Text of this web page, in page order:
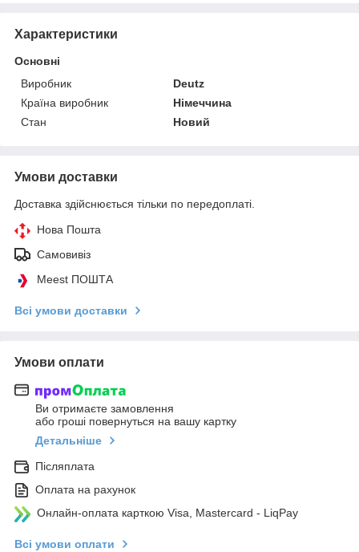
Характеристики
Основні
Виробник
Deutz
Країна виробник
Німеччина
Стан
Новий
Умови доставки
Доставка здійснюється тільки по передоплаті.
Нова Пошта
Самовивіз
Meest ПОШТА
Всі умови доставки
Умови оплати
Ви отримаєте замовлення
або гроші повернуться на вашу картку
Детальніше
Післяплата
Оплата на рахунок
Онлайн-оплата карткою Visa, Mastercard - LiqPay
Всі умови оплати